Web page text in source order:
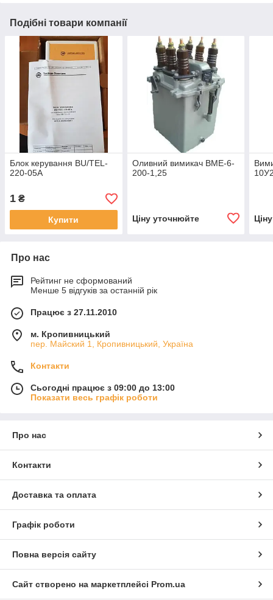
Подібні товари компанії
Блок керування ВU/TEL-
220-05А
1 ₴
Купити
Оливний вимикач ВМЕ-6-
200-1,25
Ціну уточнюйте
Про нас
Рейтинг не сформований
Менше 5 відгуків за останній рік
Працює з 27.11.2010
м. Кропивницький
пер. Майский 1, Кропивницький, Україна
Контакти
Сьогодні працює з 09:00 до 13:00
Показати весь графік роботи
Про нас
Контакти
Доставка та оплата
Графік роботи
Повна версія сайту
Сайт створено на маркетплейсі Prom.ua